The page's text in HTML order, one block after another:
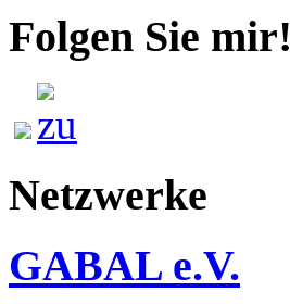
Folgen Sie mir!
Netzwerke
GABAL e.V.